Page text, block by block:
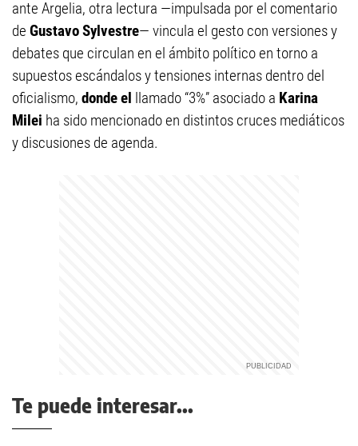
ante Argelia, otra lectura —impulsada por el comentario
de Gustavo Sylvestre— vincula el gesto con versiones y
debates que circulan en el ámbito político en torno a
supuestos escándalos y tensiones internas dentro del
oficialismo, donde el llamado “3%” asociado a Karina
Milei ha sido mencionado en distintos cruces mediáticos
y discusiones de agenda.
Te puede interesar...